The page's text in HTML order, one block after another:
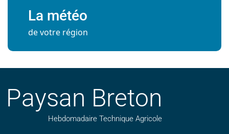
La météo
de votre région
Paysan Breton
Hebdomadaire Technique Agricole